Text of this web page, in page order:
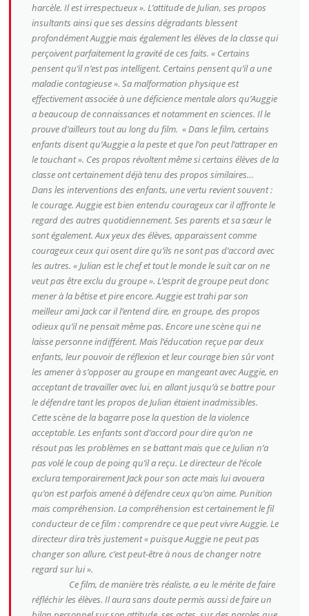
harcèle. Il est irrespectueux ».L’attitude de Julian, ses propos
insultants ainsi que ses dessins dégradants blessent
profondément Auggie mais également les élèves de la classe qui
perçoivent parfaitement la gravité de ces faits.« Certains
pensent qu’il n’est pas intelligent. Certains pensent qu’il a une
maladie contagieuse ».Sa malformation physique est
effectivement associée à une déficience mentale alors qu’Auggie
a beaucoup de connaissances et notamment en sciences. Il le
prouve d’ailleurs tout au long du film.« Dans le film, certains
enfants disent qu’Auggie a la peste et que l’on peut l’attraper en
le touchant ». Ces propos révoltent même si certains élèves de la
classe ont certainement déjà tenu des propos similaires…
Dans les interventions des enfants, une vertu revient souvent :
le courage. Auggie est bien entendu courageux car il affronte le
regard des autres quotidiennement. Ses parents et sa sœur le
sont également. Aux yeux des élèves, apparaissent comme
courageux ceux qui osent dire qu’ils ne sont pas d’accord avec
les autres.« Julian est le chef et tout le monde le suit car on ne
veut pas être exclu du groupe ».L’esprit de groupe peut donc
mener à la bêtise et pire encore. Auggie est trahi par son
meilleur ami Jack car il l’entend dire, en groupe, des propos
odieux qu’il ne pensait même pas. Encore une scène qui ne
laisse personne indifférent. Mais l’éducation reçue par deux
enfants, leur pouvoir de réflexion et leur courage bien sûr vont
les amener à s’opposer au groupe en mangeant avec Auggie, en
acceptant de travailler avec lui, en allant jusqu’à se battre pour
le défendre tant les propos de Julian étaient inadmissibles.
Cette scène de la bagarre pose la question de la violence
acceptable. Les enfants sont d’accord pour dire qu’on ne
résout pas les problèmes en se battant mais que ce Julian n’a
pas volé le coup de poing qu’il a reçu. Le directeur de l’école
exclura temporairement Jack pour son acte mais lui avouera
qu’on est parfois amené à défendre ceux qu’on aime. Punition
mais compréhension. La compréhension est certainement le fil
conducteur de ce film : comprendre ce que peut vivre Auggie. Le
directeur dira très justement« puisque Auggie ne peut pas
changer son allure, c’est peut-être à nous de changer notre
regard sur lui ».
Ce film, de manière très réaliste, a eu le mérite de faire
réfléchir les élèves. Il aura sans doute permis aussi de faire un